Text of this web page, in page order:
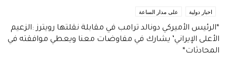
اخبار دولية على مدار الساعة
*الرئيس الأميركي دونالد ترامب في مقابلة نقلتها رويترز :الزعيم
الأعلى الإيراني’ يشارك في مفاوضات معنا ويعطي موافقته في
المحادثات*